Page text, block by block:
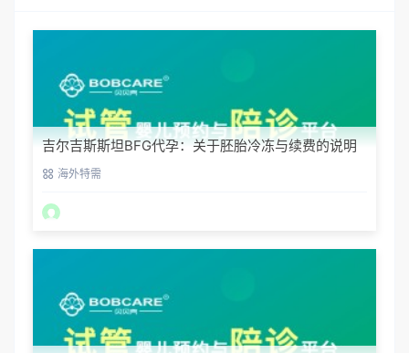
吉尔吉斯斯坦BFG代孕：关于胚胎冷冻与续费的说明
海外特需